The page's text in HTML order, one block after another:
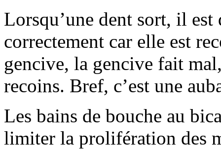
Lorsqu’une dent sort, il
correctement car elle est
gencive, la gencive fait
recoins. Bref, c’est une
Les bains de bouche au
limiter la prolifération des